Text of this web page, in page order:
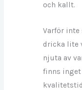
och kallt.
Varför
dricka lite
njuta av
finns